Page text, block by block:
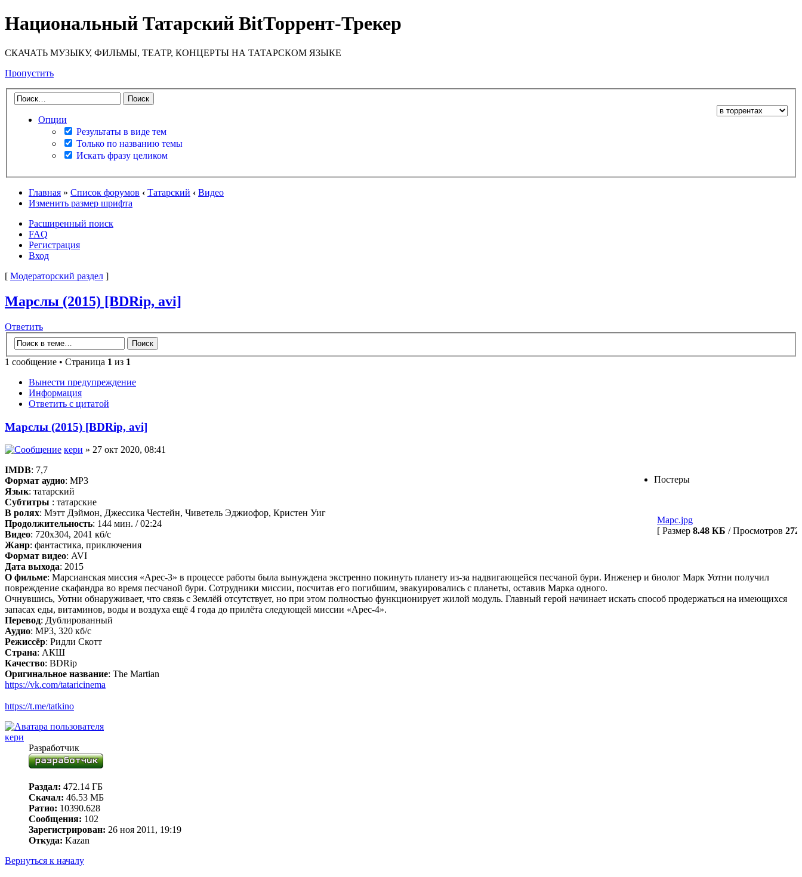
Национальный Татарский BitТоррент-Трекер
СКАЧАТЬ МУЗЫКУ, ФИЛЬМЫ, ТЕАТР, КОНЦЕРТЫ НА ТАТАРСКОМ ЯЗЫКЕ
Пропустить
Опции
Результаты в виде тем
Только по названию темы
Искать фразу целиком
Главная » Список форумов ‹ Татарский ‹ Видео
Изменить размер шрифта
Расширенный поиск
FAQ
Регистрация
Вход
[ Модераторский раздел ]
Марслы (2015) [BDRip, avi]
Ответить
1 сообщение • Страница 1 из 1
Вынести предупреждение
Информация
Ответить с цитатой
Марслы (2015) [BDRip, avi]
кери » 27 окт 2020, 08:41
Постеры
Марс.jpg
[ Размер 8.48 КБ / Просмотров
IMDB: 7,7
Формат аудио: MP3
Язык: татарский
Субтитры : татарские
В ролях: Мэтт Дэймон, Джессика Честейн, Чиветель Эджиофор, Кристен Уиг
Продолжительность: 144 мин. / 02:24
Видео: 720x304, 2041 кб/с
Жанр: фантастика, приключения
Формат видео: AVI
Дата выхода: 2015
О фильме: Марсианская миссия «Арес-3» в процессе работы была вынуждена экстренно покинуть планету из-за надвигающейся песчаной бури. Инженер и биолог Марк Уотни получил
повреждение скафандра во время песчаной бури. Сотрудники миссии, посчитав его погибшим, эвакуировались с планеты, оставив Марка одного.
Очнувшись, Уотни обнаруживает, что связь с Землёй отсутствует, но при этом полностью функционирует жилой модуль. Главный герой начинает искать способ продержаться на имеющихся
запасах еды, витаминов, воды и воздуха ещё 4 года до прилёта следующей миссии «Арес-4».
Перевод: Дублированный
Аудио: MP3, 320 кб/с
Режиссёр: Ридли Скотт
Страна: АКШ
Качество: BDRip
Оригинальное название: The Martian
https://vk.com/tataricinema
https://t.me/tatkino
кери
Разработчик
Раздал: 472.14 ГБ
Скачал: 46.53 МБ
Ратио: 10390.628
Сообщения: 102
Зарегистрирован: 26 ноя 2011, 19:19
Откуда: Kazan
Вернуться к началу